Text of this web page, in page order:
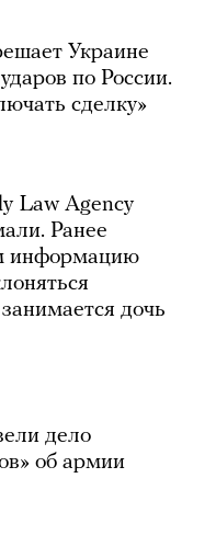
Украине
по России.
сделку»
Law Agency
Ранее
информацию
дочь
дело
об армии